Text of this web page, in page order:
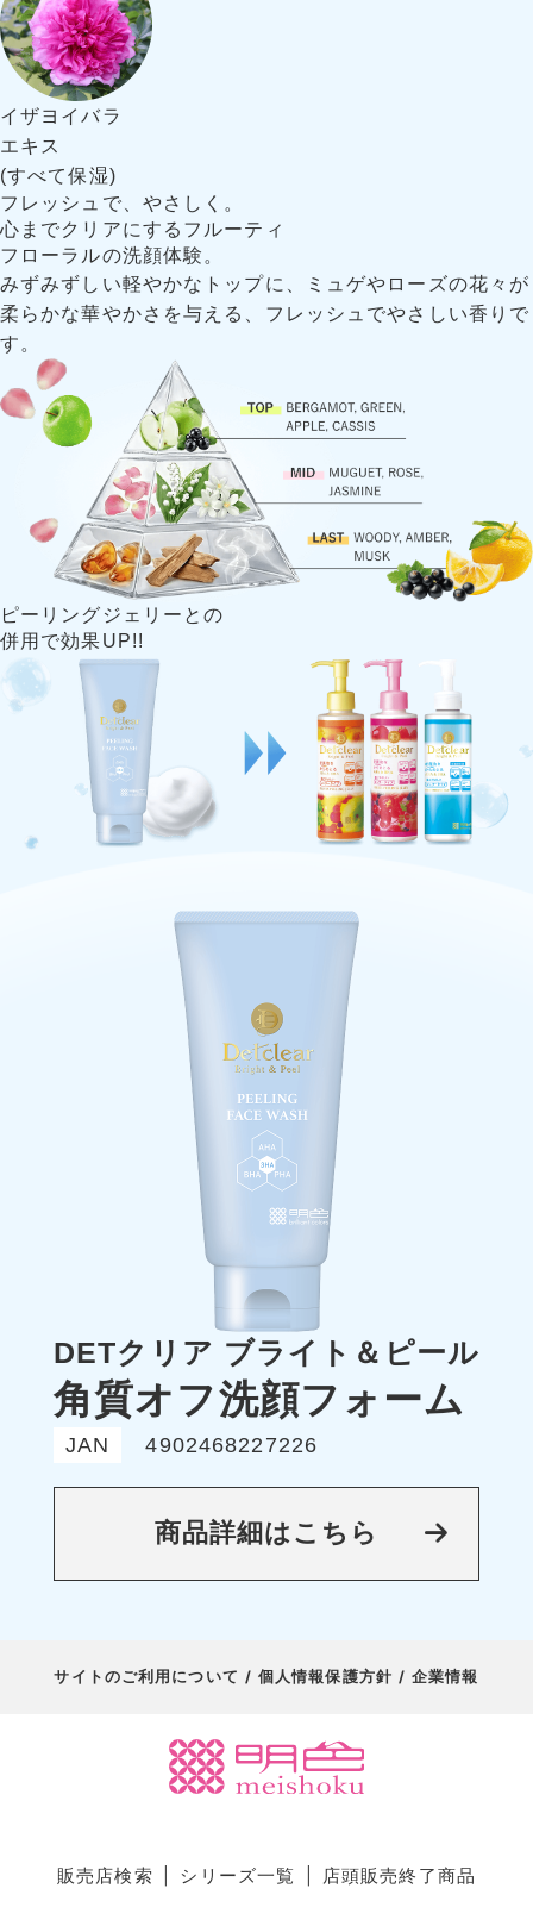
イザヨイバラ
エキス
(すべて保湿)
フレッシュで、やさしく。
心までクリアにするフルーティ
フローラルの洗顔体験。
みずみずしい軽やかなトップに、ミュゲやローズの花々が
柔らかな華やかさを与える、フレッシュでやさしい香りで
す。
ピーリングジェリーとの
併用で効果UP!!
DETクリア ブライト＆ピール
角質オフ洗顔フォーム
JAN 4902468227226
商品詳細はこちら
サイトのご利用について 個人情報保護方針 企業情報
販売店検索 シリーズ一覧 店頭販売終了商品